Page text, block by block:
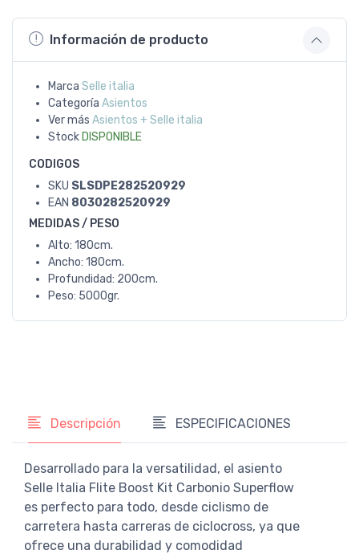
Información de producto
Marca Selle italia
Categoría Asientos
Ver más Asientos + Selle italia
Stock DISPONIBLE
CODIGOS
SKU SLSDPE282520929
EAN 8030282520929
MEDIDAS / PESO
Alto: 180cm.
Ancho: 180cm.
Profundidad: 200cm.
Peso: 5000gr.
Descripción ESPECIFICACIONES
Desarrollado para la versatilidad, el asiento
Selle Italia Flite Boost Kit Carbonio Superflow
es perfecto para todo, desde ciclismo de
carretera hasta carreras de ciclocross, ya que
ofrece una durabilidad y comodidad